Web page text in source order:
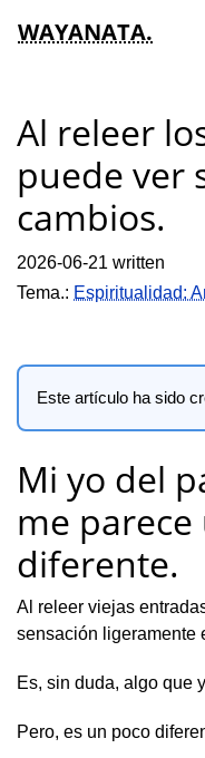
WAYANATA.
Al releer
puede ver
cambios.
2026-06-21 written
Tema.: Espiritualidad:
Este artículo ha sido
Mi yo del
me
diferente.
Al releer viejas
sensación ligeramente
Es, sin duda, algo que
Pero, es un poco